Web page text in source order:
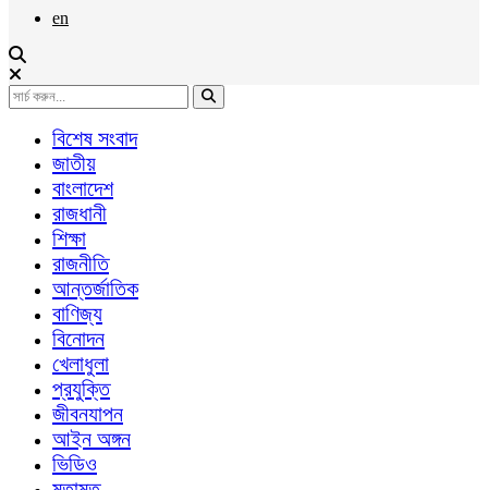
en
বিশেষ সংবাদ
জাতীয়
বাংলাদেশ
রাজধানী
শিক্ষা
রাজনীতি
আন্তর্জাতিক
বাণিজ্য
বিনোদন
খেলাধুলা
প্রযুক্তি
জীবনযাপন
আইন অঙ্গন
ভিডিও